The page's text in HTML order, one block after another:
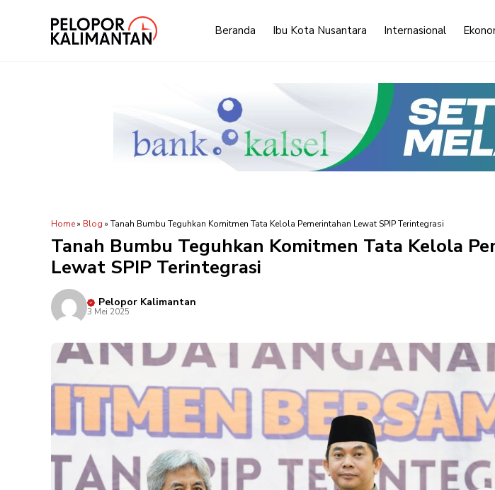
Beranda Ibu Kota Nusantara Internasional
Home» Blog » Tanah Bumbu Teguhkan Komitmen Tata Kelola Pemerintahan Lewat SPIP Terintegrasi
Tanah Bumbu Teguhkan Komitmen Tata Kelola
Lewat SPIP Terintegrasi
Pelopor Kalimantan
3 Mei 2025